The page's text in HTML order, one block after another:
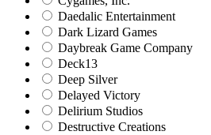
Daedalic Entertainment
Dark Lizard Games
Daybreak Game Company
Deck13
Deep Silver
Delayed Victory
Delirium Studios
Destructive Creations